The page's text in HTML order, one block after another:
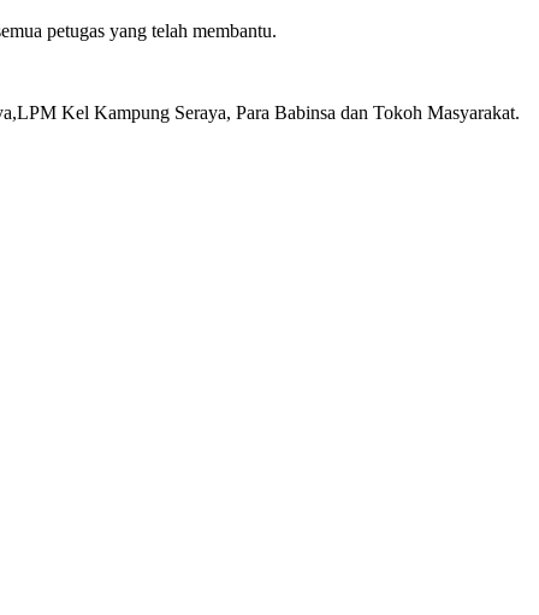
petugas yang telah membantu.
Kel Kampung Seraya, Para Babinsa dan Tokoh Masyarakat.